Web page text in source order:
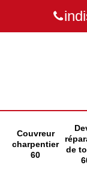
Couvreur
charpentier
60
de